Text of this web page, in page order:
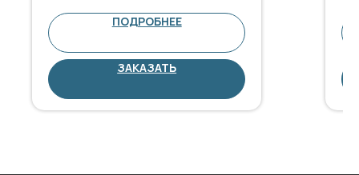
ПОДРОБНЕЕ
ЗАКАЗАТЬ